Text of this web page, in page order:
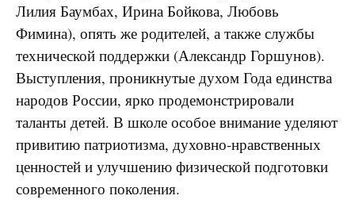
Лилия Баумбах, Ирина Бойкова, Любовь
Фимина), опять же родителей, а также службы
технической поддержки (Александр Горшунов).
Выступления, проникнутые духом Года единства
народов России, ярко продемонстрировали
таланты детей. В школе особое внимание уделяют
привитию патриотизма, духовно-нравственных
ценностей и улучшению физической подготовки
современного поколения.